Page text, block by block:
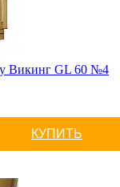
Викинг GL 60 №4
КУПИТЬ